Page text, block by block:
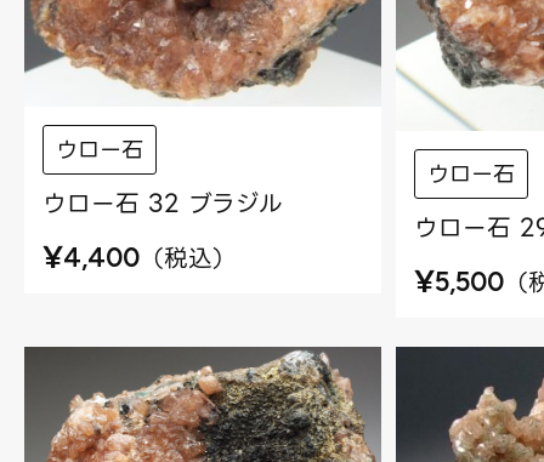
ウロー石
ウロー石 32 ブラジル
¥4,400 （税込）
ウロー石
ウロー石
¥5,500 （